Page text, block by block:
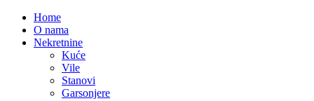
Home
O nama
Nekretnine
Kuće
Vile
Stanovi
Garsonjere